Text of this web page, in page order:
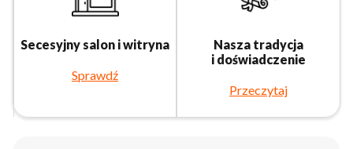
Secesyjny salon i witryna
Sprawdź
Nasza tradycja
i doświadczenie
Przeczytaj